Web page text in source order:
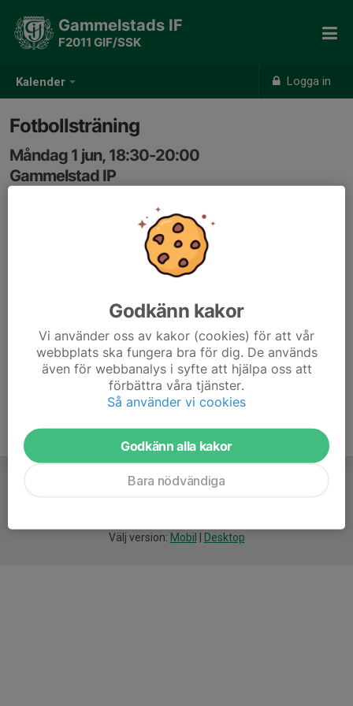
Kalender Logga in
Gammelstads IF
F2011 GIF/SSK
Fotbollsträning
Måndag 1 jun, 18:30-20:00
Gammelstad IP
Vi har omklädningsrum 4 en halvtimme innan träning
fom nu. 15min innan är obligatoriskt för genomgång av
Välj version: Mobil Desktop
Godkänn kakor
Vi använder oss av kakor (cookies) för att vår
webbplats ska fungera bra för dig. De används
även för webbanalys i syfte att hjälpa oss att
förbättra våra tjänster.
Så använder vi cookies
Godkänn alla kakor
Bara nödvändiga